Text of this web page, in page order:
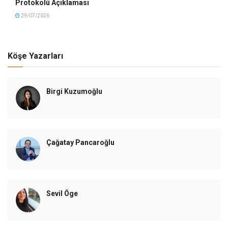
Protokolü Açıklaması
29/07/2026
Köşe Yazarları
Birgi Kuzumoğlu
Çağatay Pancaroğlu
Sevil Öge